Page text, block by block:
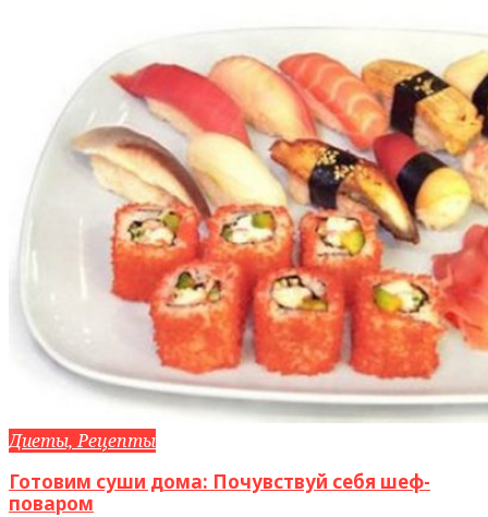
Диеты, Рецепты
Готовим суши дома: Почувствуй себя шеф-
поваром